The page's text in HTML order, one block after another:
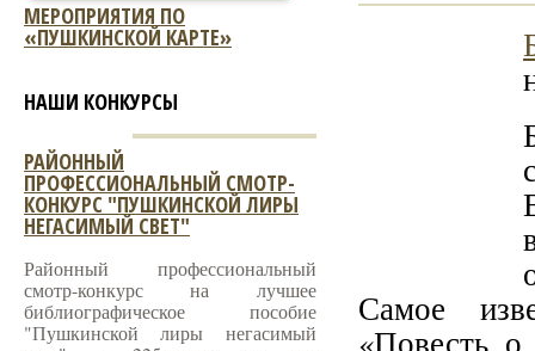
Самое
МЕРОПРИЯТИЯ ПО
«ПУШКИНСКОЙ КАРТЕ»
НАШИ КОНКУРСЫ
РАЙОННЫЙ
ПРОФЕССИОНАЛЬНЫЙ СМОТР-
КОНКУРС "ПУШКИНСКОЙ ЛИРЫ
НЕГАСИМЫЙ СВЕТ"
Районный профессиональный
смотр-конкурс на лучшее
библиографическое пособие
"Пушкинской лиры негасимый